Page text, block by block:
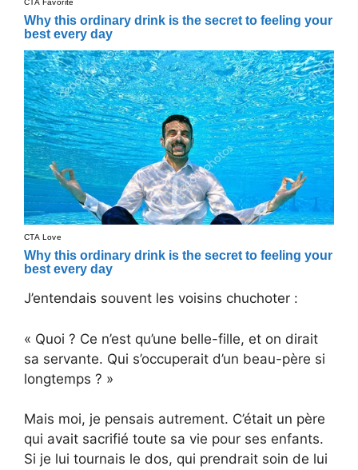
J’entendais souvent les voisins chuchoter :
« Quoi ? Ce n’est qu’une belle-fille, et on dirait
sa servante. Qui s’occuperait d’un beau-père si
longtemps ? »
Mais moi, je pensais autrement. C’était un père
qui avait sacrifié toute sa vie pour ses enfants.
Si je lui tournais le dos, qui prendrait soin de lui